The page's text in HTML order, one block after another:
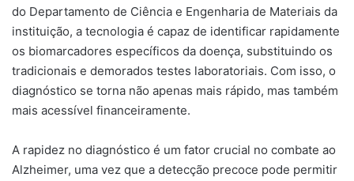
do Departamento de Ciência e Engenharia de Materiais da
instituição, a tecnologia é capaz de identificar rapidamente
os biomarcadores específicos da doença, substituindo os
tradicionais e demorados testes laboratoriais. Com isso, o
diagnóstico se torna não apenas mais rápido, mas também
mais acessível financeiramente.
A rapidez no diagnóstico é um fator crucial no combate ao
Alzheimer, uma vez que a detecção precoce pode permitir